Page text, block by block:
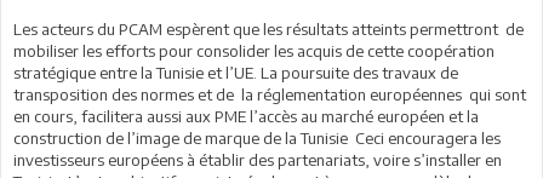
Les acteurs du PCAM espèrent que les résultats atteints permettront de
mobiliser les efforts pour consolider les acquis de cette coopération
stratégique entre la Tunisie et l’UE. La poursuite des travaux de
transposition des normes et de la réglementation européennes qui sont
en cours, facilitera aussi aux PME l’accès au marché européen et la
construction de l’image de marque de la Tunisie Ceci encouragera les
investisseurs européens à établir des partenariats, voire s’installer en